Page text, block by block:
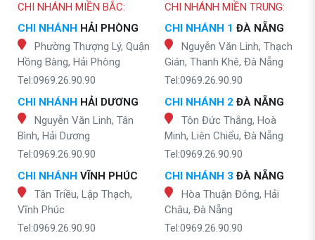
CHI NHÁNH MIỀN BẮC:
CHI NHÁNH HẢI PHÒNG
Phường Thượng Lý, Quận
Hồng Bàng, Hải Phòng
Tel:0969.26.90.90
CHI NHÁNH HẢI DƯƠNG
Nguyễn Văn Linh, Tân
Bình, Hải Dương
Tel:0969.26.90.90
CHI NHÁNH VĨNH PHÚC
Tân Triều, Lập Thạch,
Vĩnh Phúc
Tel:0969.26.90.90
CHI NHÁNH MIỀN TRUNG:
CHI NHÁNH 1 ĐÀ NẴNG
Nguyễn Văn Linh, Thạch
Gián, Thanh Khê, Đà Nẵng
Tel:0969.26.90.90
CHI NHÁNH 2 ĐÀ NẴNG
Tôn Đức Thắng, Hoà
Minh, Liên Chiểu, Đà Nẵng
Tel:0969.26.90.90
CHI NHÁNH 3 ĐÀ NẴNG
Hòa Thuận Đông, Hải
Châu, Đà Nẵng
Tel:0969.26.90.90